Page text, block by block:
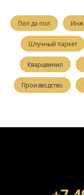
Пол да пол
Штучный паркет
Кварцвинил
Производство